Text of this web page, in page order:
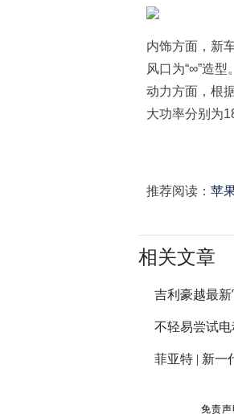
内饰方面，新
风口为“∞”造
动力方面，根
大功率分别为
推荐阅读： 苹
相关文章
吉利豪越最
不轻易尝试
菲亚特 | 新一
免责